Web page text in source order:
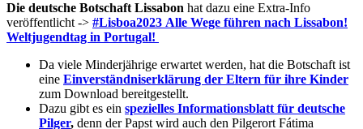
Die deutsche Botschaft Lissabon hat dazu eine Extra-Info
veröffentlicht -> #Lisboa2023 Alle Wege führen nach Lissabon!
Weltjugendtag in Portugal!
Da viele Minderjährige erwartet werden, hat die Botschaft ist
eine Einverständniserklärung der Eltern für ihre Kinder
zum Download bereitgestellt.
Dazu gibt es ein spezielles Informationsblatt für deutsche
Pilger, denn der Papst wird auch den Pilgerort Fátima